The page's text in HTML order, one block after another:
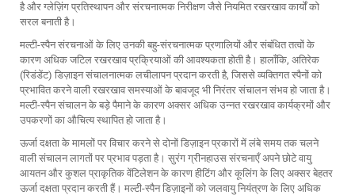
है और ग्लेज़िंग प्रतिस्थापन और संरचनात्मक निरीक्षण जैसे नियमित रखरखाव कार्यों को
सरल बनाती है।
मल्टी-स्पैन संरचनाओं के लिए उनकी बहु-संरचनात्मक प्रणालियों और संबंधित तत्वों के
कारण अधिक जटिल रखरखाव प्रक्रियाओं की आवश्यकता होती है। हालाँकि, अतिरेक
(रिडंडेंट) डिज़ाइन संचालनात्मक लचीलापन प्रदान करती है, जिससे व्यक्तिगत स्पैनों को
प्रभावित करने वाली रखरखाव समस्याओं के बावजूद भी निरंतर संचालन संभव हो जाता है।
मल्टी-स्पैन संचालन के बड़े पैमाने के कारण अक्सर अधिक उन्नत रखरखाव कार्यक्रमों और
उपकरणों का औचित्य स्थापित हो जाता है।
ऊर्जा दक्षता के मामलों पर विचार करने से दोनों डिज़ाइन प्रकारों में लंबे समय तक चलने
वाली संचालन लागतों पर प्रभाव पड़ता है। सुरंग ग्रीनहाउस संरचनाएँ अपने छोटे वायु
आयतन और कुशल प्राकृतिक वेंटिलेशन के कारण हीटिंग और कूलिंग के लिए अक्सर बेहतर
ऊर्जा दक्षता प्रदान करती हैं। मल्टी-स्पैन डिज़ाइनों को जलवायु नियंत्रण के लिए अधिक